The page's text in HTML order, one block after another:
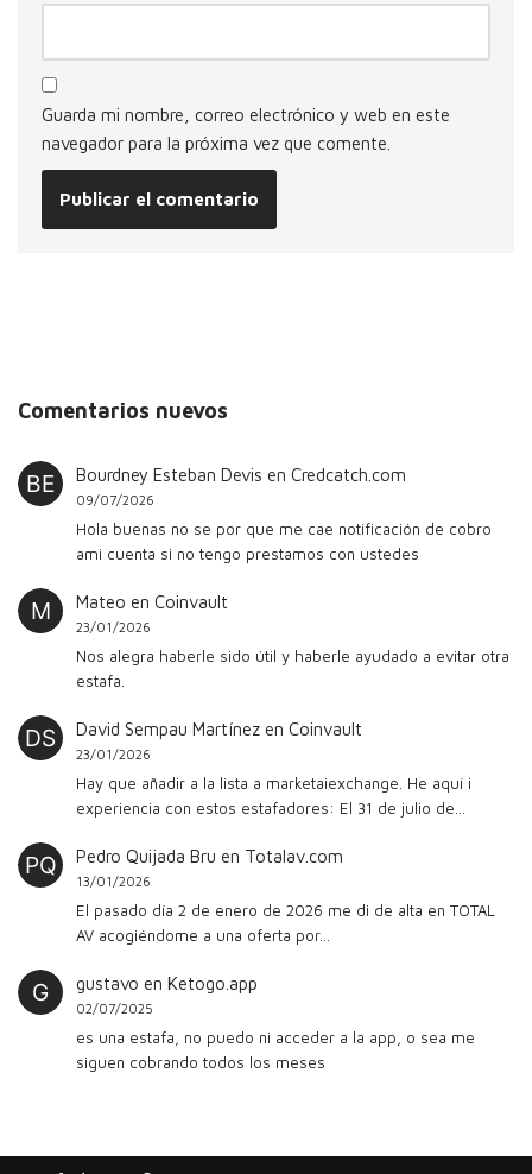
Guarda mi nombre, correo electrónico y web en este
navegador para la próxima vez que comente.
Comentarios nuevos
Bourdney Esteban Devis en Credcatch.com
09/07/2026
Hola buenas no se por que me cae notificación de cobro
ami cuenta si no tengo prestamos con ustedes
Mateo en Coinvault
23/01/2026
Nos alegra haberle sido útil y haberle ayudado a evitar otra
estafa.
David Sempau Martínezen Coinvault
23/01/2026
Hay que añadir a la lista a marketaiexchange. He aquí i
experiencia con estos estafadores: El 31 de julio de…
Pedro Quijada Bru en Totalav.com
13/01/2026
El pasado día 2 de enero de 2026 me di de alta en TOTAL
AV acogiéndome a una oferta por…
gustavo en Ketogo.app
02/07/2025
es una estafa, no puedo ni acceder a la app, o sea me
siguen cobrando todos los meses